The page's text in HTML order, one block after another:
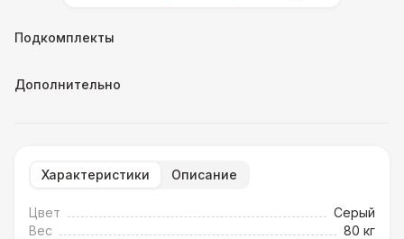
Подкомплекты
Дополнительно
Характеристики Описание
Цвет
Cерый
Вес
80 кг